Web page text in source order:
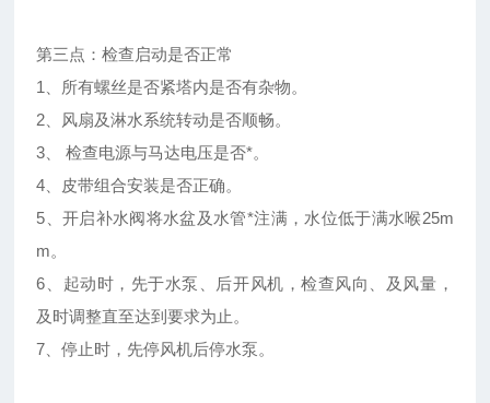
第三点：检查启动是否正常
1、所有螺丝是否紧塔内是否有杂物。
2、风扇及淋水系统转动是否顺畅。
3、 检查电源与马达电压是否*。
4、皮带组合安装是否正确。
5、开启补水阀将水盆及水管*注满，水位低于满水喉25m
m。
6、起动时，先于水泵、后开风机，检查风向、及风量，
及时调整直至达到要求为止。
7、停止时，先停风机后停水泵。